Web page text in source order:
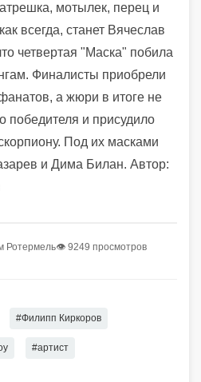
мотылек, перец и
всегда, станет Вячеслав
четвертая "Маска" побила
Финалисты приобрели
а жюри в итоге не
победителя и присудило
Под их масками
и Дима Билан. Автор:
Ротермель👁 9249 просмотров
#Филипп Киркоров
#артист